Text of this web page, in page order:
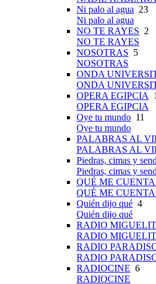
Ni palo al agua 23
Ni palo al agua
NO TE RAYES 2
NO TE RAYES
NOSOTRAS 5
NOSOTRAS
ONDA
ONDA
OPERA EGIPCIA
OPERA EGIPCIA
Oye tu mundo 11
Oye tu mundo
PALABRAS AL
PALABRAS AL
Piedras, cimas y
Piedras, cimas y
QUÉ ME
QUÉ ME
Quién dijo qué 4
Quién dijo qué
RADIO
RADIO
RADIO
RADIO
RADIOCINE 6
RADIOCINE